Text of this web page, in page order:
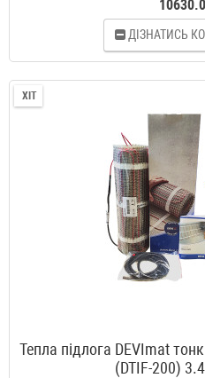
ДІЗНАТИСЬ
ХІТ
Тепла підлога DEVImat
(DTIF-200)